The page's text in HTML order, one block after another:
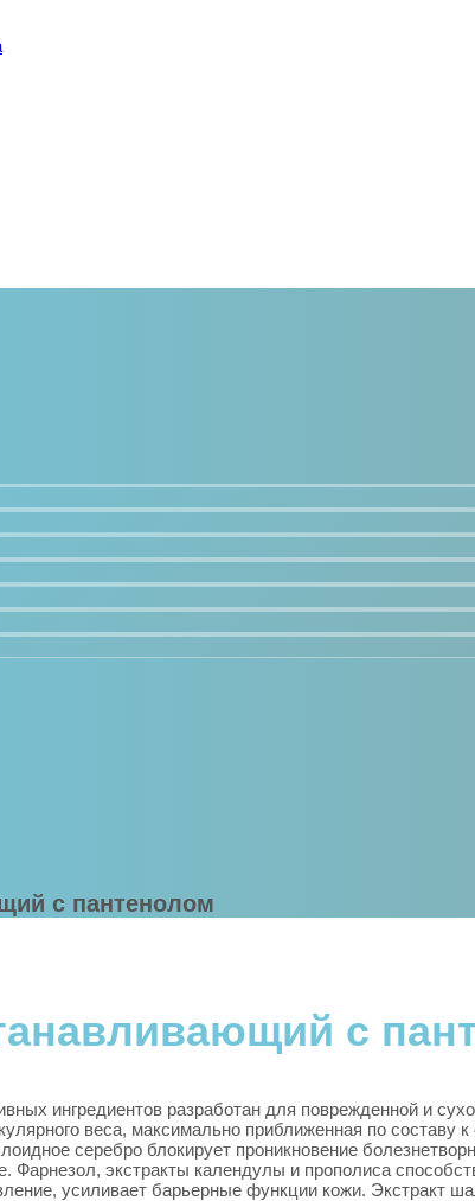
с пантенолом
с
ингредиентов разработан для поврежденной и
веса, максимально приближенная по составу
серебро блокирует проникновение
Фарнезол, экстракты календулы и прополиса
усиливает барьерные функции кожи. Экстракт